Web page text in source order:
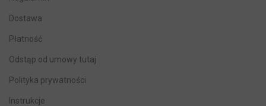
Dostawa
Płatność
Odstąp od umowy tutaj
Polityka prywatności
Instrukcje